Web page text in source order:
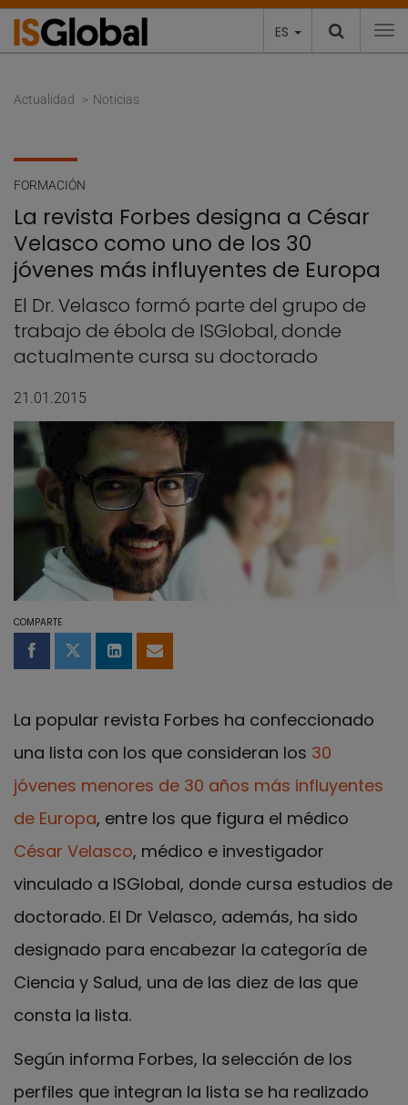
ES
Actualidad Noticias
FORMACIÓN
La revista Forbes designa a César
Velasco como uno de los 30
jóvenes más influyentes de Europa
El Dr. Velasco formó parte del grupo de
trabajo de ébola de ISGlobal, donde
actualmente cursa su doctorado
21.01.2015
COMPARTE
Compartir en Facebook
Compartir en Twitter
Compartir en LinkedIn
Compartir por email
La popular revista Forbes ha confeccionado
una lista con los que consideran los 30
jóvenes menores de 30 años más influyentes
de Europa, entre los que figura el médico
César Velasco, médico e investigador
vinculado a ISGlobal, donde cursa estudios de
doctorado. El Dr Velasco, además, ha sido
designado para encabezar la categoría de
Ciencia y Salud, una de las diez de las que
consta la lista.
Según informa Forbes, la selección de los
perfiles que integran la lista se ha realizado